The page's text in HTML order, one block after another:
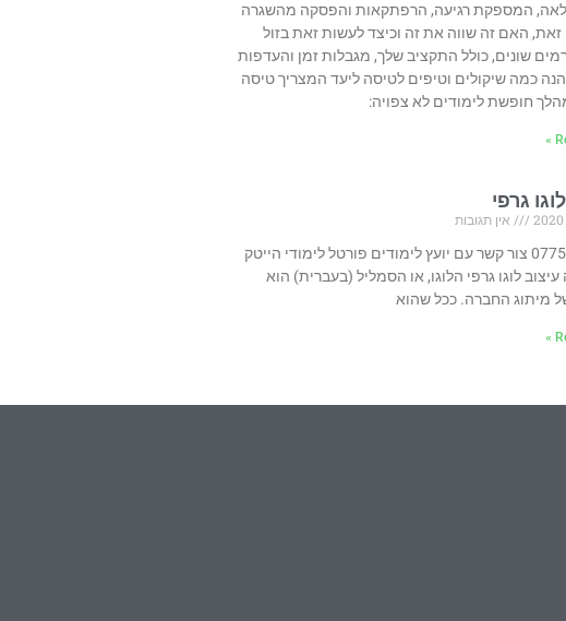
המספקת רגיעה, הרפתקאות והפסקה מהשגרה
האם זה שווה את זה וכיצד לעשות זאת בזול
שונים, כולל התקציב שלך, מגבלות זמן והעדפות
כמה שיקולים וטיפים לטיסה ליעד המצריך טיסה
חופשת לימודים לא צפויה:
גרפי
אין תגובות
0775669145 צור קשר עם יועץ לימודים פורטל לימודי הייטק
עיצוב לוגו גרפי הלוגו, או הסמליל (בעברית) הוא
מיתוג החברה. ככל שהוא